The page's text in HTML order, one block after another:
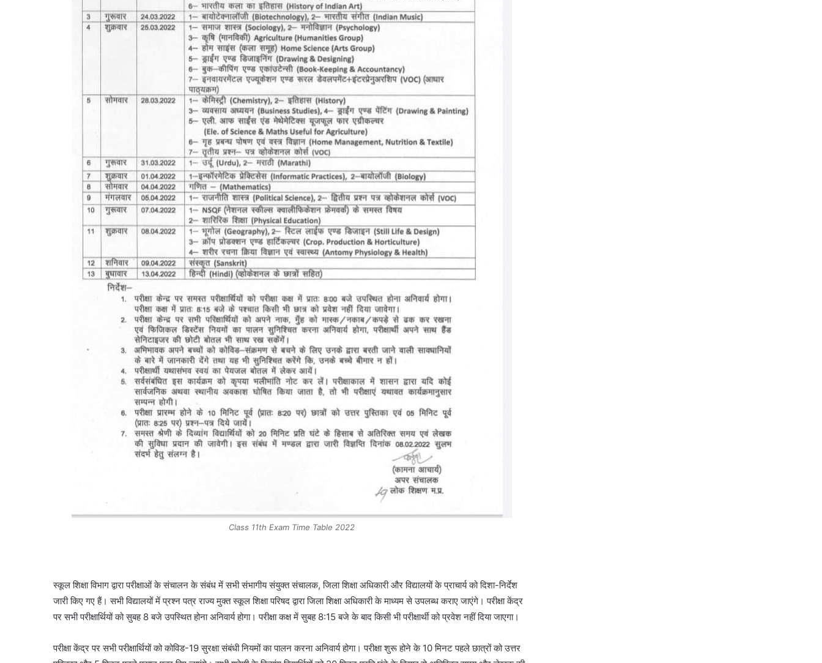
Class 11th Exam Time Table 2022
स्कूल शिक्षा विभाग द्वारा परीक्षाओं के संचालन के संबंध में सभी संभागीय संयुक्त संचालक, जिला शिक्षा अधिकारी और विद्यालयों के प्राचार्य को दिशा-निर्देश
जारी किए गए हैं। सभी विद्यालयों में प्रश्न पत्र राज्य मुक्त स्कूल शिक्षा परिषद द्वारा जिला शिक्षा अधिकारी के माध्यम से उपलब्ध कराए जाएंगे। परीक्षा केंद्र
पर सभी परीक्षार्थियों को सुबह 8 बजे उपस्थित होना अनिवार्य होगा। परीक्षा कक्ष में सुबह 8:15 बजे के बाद किसी भी परीक्षार्थी को प्रवेश नहीं दिया जाएगा।
परीक्षा केंद्र पर सभी परीक्षार्थियों को कोविड-19 सुरक्षा संबंधी नियमों का पालन करना अनिवार्य होगा। परीक्षा शुरू होने के 10 मिनट पहले छात्रों को उत्तर